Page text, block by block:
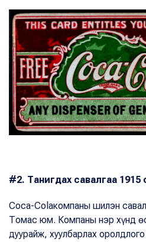
#2. Танигдах савалгаа 1915
Coca-Colaкомпаны шилэн
Томас юм. Компаны нэр хүнд
дуурайж, хуулбарлах